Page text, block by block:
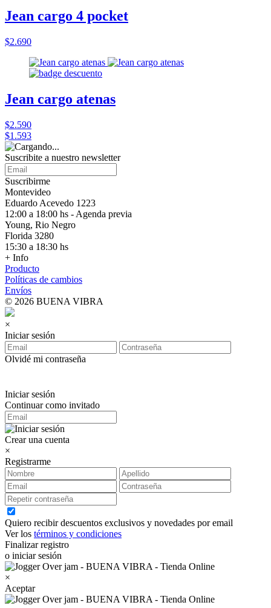
Jean cargo 4 pocket
$2.690
Jean cargo atenas
$2.590
$1.593
Suscribite a nuestro newsletter
Suscribirme
Montevideo
Eduardo Acevedo 1223
12:00 a 18:00 hs - Agenda previa
Young, Rio Negro
Florida 3280
15:30 a 18:30 hs
+ Info
Producto
Políticas de cambios
Envíos
© 2026 BUENA VIBRA
×
Iniciar sesión
Olvidé mi contraseña
Iniciar sesión
Continuar como invitado
Crear una cuenta
×
Registrarme
Quiero recibir descuentos exclusivos y novedades por email
Ver los términos y condiciones
Finalizar registro
o iniciar sesión
×
Aceptar